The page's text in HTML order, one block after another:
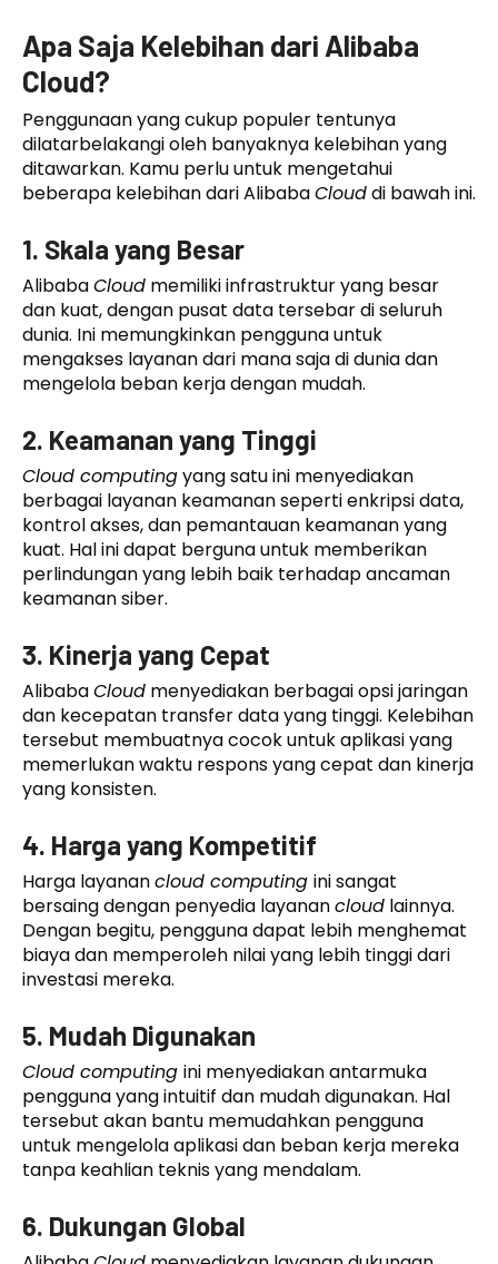
Apa Saja Kelebihan dari Alibaba
Cloud?
Penggunaan yang cukup populer tentunya
dilatarbelakangi oleh banyaknya kelebihan yang
ditawarkan. Kamu perlu untuk mengetahui
beberapa kelebihan dari AlibabaClouddi bawah ini.
1. Skala yang Besar
AlibabaCloud memiliki infrastruktur yang besar
dan kuat, dengan pusat data tersebar di seluruh
dunia. Ini memungkinkan pengguna untuk
mengakses layanan dari mana saja di dunia dan
mengelola beban kerja dengan mudah.
2. Keamanan yang Tinggi
Cloud computingyang satu ini menyediakan
berbagai layanan keamanan seperti enkripsi data,
kontrol akses, dan pemantauan keamanan yang
kuat. Hal ini dapat berguna untuk memberikan
perlindungan yang lebih baik terhadap ancaman
keamanan siber.
3. Kinerja yang Cepat
AlibabaCloud menyediakan berbagai opsi jaringan
dan kecepatan transfer data yang tinggi. Kelebihan
tersebut membuatnya cocok untuk aplikasi yang
memerlukan waktu respons yang cepat dan kinerja
yang konsisten.
4. Harga yang Kompetitif
Harga layanancloud computing ini sangat
bersaing dengan penyedia layanancloud lainnya.
Dengan begitu, pengguna dapat lebih menghemat
biaya dan memperoleh nilai yang lebih tinggi dari
investasi mereka.
5. Mudah Digunakan
Cloud computing ini menyediakan antarmuka
pengguna yang intuitif dan mudah digunakan. Hal
tersebut akan bantu memudahkan pengguna
untuk mengelola aplikasi dan beban kerja mereka
tanpa keahlian teknis yang mendalam.
6. Dukungan Global